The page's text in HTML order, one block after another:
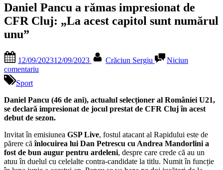
Daniel Pancu a rămas impresionat de
CFR Cluj: „La acest capitol sunt numărul
unu”
on
12/09/202312/09/2023 Crăciun Sergiu
Niciun
comentariu
rămas
impresionat
de
CFR
Cluj:
„La
acest
capitol
Sport
Daniel Pancu (46 de ani), actualul selecționer al României U21,
se declară impresionat de jocul prestat de CFR Cluj în acest
debut de sezon.
Invitat în emisiunea GSP Live, fostul atacant al Rapidului este de
părere căînlocuirea lui Dan Petrescu cu Andrea Mandorlini a
fost de bun augur pentru ardeleni, despre care crede că au un
atuu în duelul cu celelalte contra-candidate la titlu. Numit în funcție